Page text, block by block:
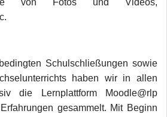
von Fotos und Videos,
Schulschließungen sowie
haben wir in allen
die Lernplattform Moodle@rlp
gesammelt. Mit Beginn